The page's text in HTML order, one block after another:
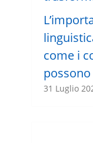
come i
31 Luglio